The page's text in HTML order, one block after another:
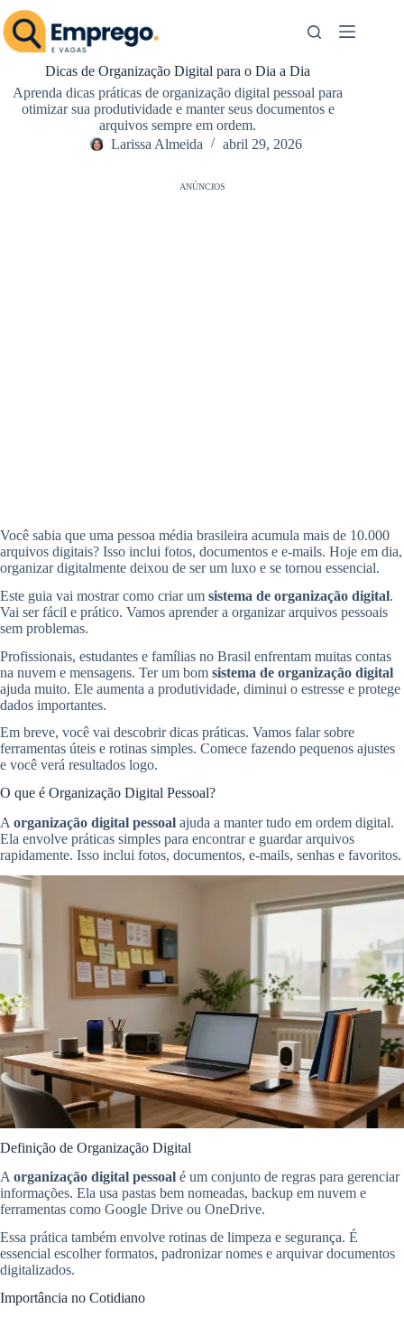
Pular
para
o
conteúdo
Dicas de Organização Digital para o Dia a Dia
Aprenda dicas práticas de organização digital pessoal para
otimizar sua produtividade e manter seus documentos e
arquivos sempre em ordem.
Larissa Almeida
abril 29, 2026
ANÚNCIOS
Você sabia que uma pessoa média brasileira acumula mais de 10.000
arquivos digitais? Isso inclui fotos, documentos e e-mails. Hoje em dia,
organizar digitalmente deixou de ser um luxo e se tornou essencial.
Este guia vai mostrar como criar um sistema de organização digital.
Vai ser fácil e prático. Vamos aprender a organizar arquivos pessoais
sem problemas.
Profissionais, estudantes e famílias no Brasil enfrentam muitas contas
na nuvem e mensagens. Ter um bom sistema de organização digital
ajuda muito. Ele aumenta a produtividade, diminui o estresse e protege
dados importantes.
Em breve, você vai descobrir dicas práticas. Vamos falar sobre
ferramentas úteis e rotinas simples. Comece fazendo pequenos ajustes
e você verá resultados logo.
O que é Organização Digital Pessoal?
A organização digital pessoal ajuda a manter tudo em ordem digital.
Ela envolve práticas simples para encontrar e guardar arquivos
rapidamente. Isso inclui fotos, documentos, e-mails, senhas e favoritos.
Definição de Organização Digital
A organização digital pessoal é um conjunto de regras para gerenciar
informações. Ela usa pastas bem nomeadas, backup em nuvem e
ferramentas como Google Drive ou OneDrive.
Essa prática também envolve rotinas de limpeza e segurança. É
essencial escolher formatos, padronizar nomes e arquivar documentos
digitalizados.
Importância no Cotidiano